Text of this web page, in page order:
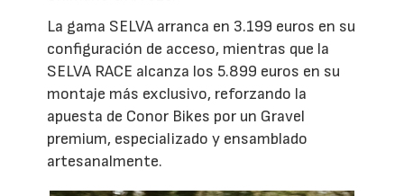
La gama SELVA arranca en 3.199 euros en su
configuración de acceso, mientras que la
SELVA RACE alcanza los 5.899 euros en su
montaje más exclusivo, reforzando la
apuesta de Conor Bikes por un Gravel
premium, especializado y ensamblado
artesanalmente.